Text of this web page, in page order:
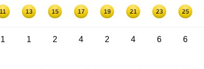
11 13 15 17 19 21 23 25
1 1 2 4 2 4 6 6